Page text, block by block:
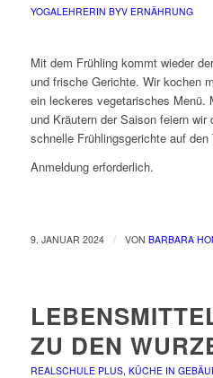
YOGALEHRERIN BYV ERNÄHRUNG
Mit dem Frühling kommt wieder
und frische Gerichte. Wir kochen
ein leckeres vegetarisches Menü.
und Kräutern der Saison feiern wir
schnelle Frühlingsgerichte auf den
Anmeldung erforderlich.
9. JANUAR 2024 / VON BARBARA
ZU DEN
REALSCHULE PLUS, KÜCHE IN